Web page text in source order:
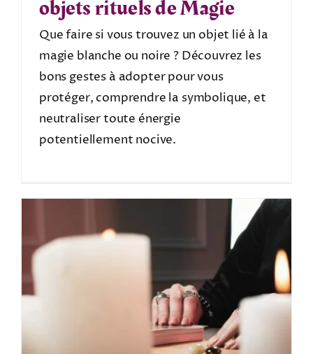
objets rituels de Magie
Que faire si vous trouvez un objet lié à la
magie blanche ou noire ? Découvrez les
bons gestes à adopter pour vous
protéger, comprendre la symbolique, et
neutraliser toute énergie
potentiellement nocive.